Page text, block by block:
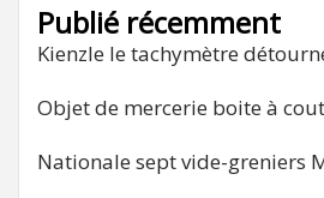
Publié récemment
Kienzle le tachymètre
Objet de mercerie boite à
Nationale sept vide-greniers